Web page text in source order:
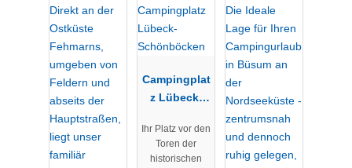
Campingplat
z Lübeck-
n
Ihr Platz vor den
Toren der
historischen